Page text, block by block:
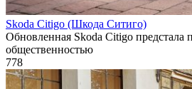
Skoda Citigo (Шкода Ситиго)
Обновленная Skoda Citigo предстала
общественностью
778